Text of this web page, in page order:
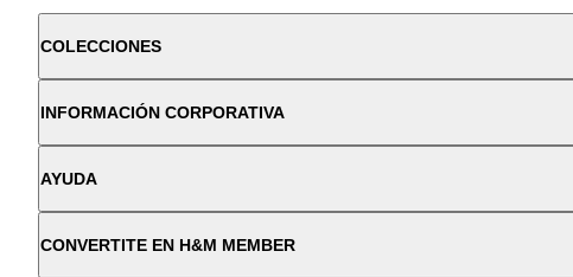
COLECCIONES
INFORMACIÓN CORPORATIVA
AYUDA
CONVERTITE EN H&M MEMBER